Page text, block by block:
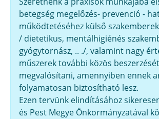
betegség megelőzés- prevenció -
működtetéséhez külső
/ dietetikus, mentálhigiénés
gyógytornász, .. ./, valamint nagy
műszerek további közös beszerzését
megvalósítani, amennyiben ennek
folyamatosan biztosítható lesz.
Ezen tervünk elindításához
és Pest Megye Önkormányzatával